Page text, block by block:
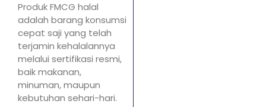
Produk FMCG halal
adalah barang konsumsi
cepat saji yang telah
terjamin kehalalannya
melalui sertifikasi resmi,
baik makanan,
minuman, maupun
kebutuhan sehari-hari.